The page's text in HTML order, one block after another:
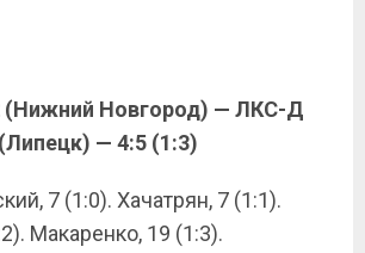
(Нижний Новгород) — ЛКС-Д
(Липецк) — 4:5 (1:3)
7 (1:0). Хачатрян, 7 (1:1).
Макаренко, 19 (1:3).